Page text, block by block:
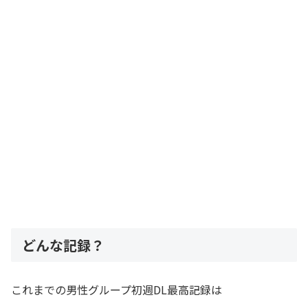
どんな記録？
これまでの男性グループ初週DL最高記録は